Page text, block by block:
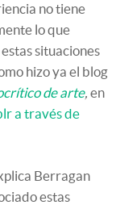
no tiene
lo que
situaciones
hizo ya el blog
de arte, en
a través de
Berragan
estas